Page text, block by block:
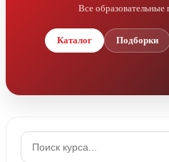
Все
Каталог Подборки